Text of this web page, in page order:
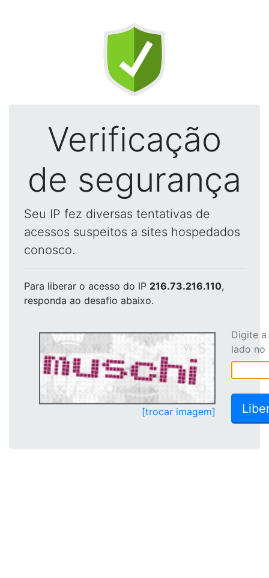
Verificação
de segurança
Seu IP fez diversas tentativas de
acessos suspeitos a sites hospedados
conosco.
Para liberar o acesso do IP 216.73.216.110,
responda ao desafio abaixo.
[trocar imagem]
Digite
lado no